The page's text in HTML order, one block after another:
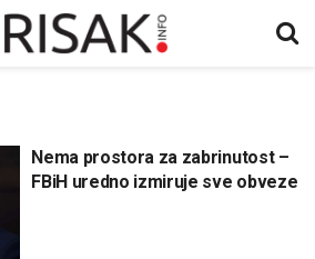
Nema prostora za zabrinutost –
FBiH uredno izmiruje sve obveze